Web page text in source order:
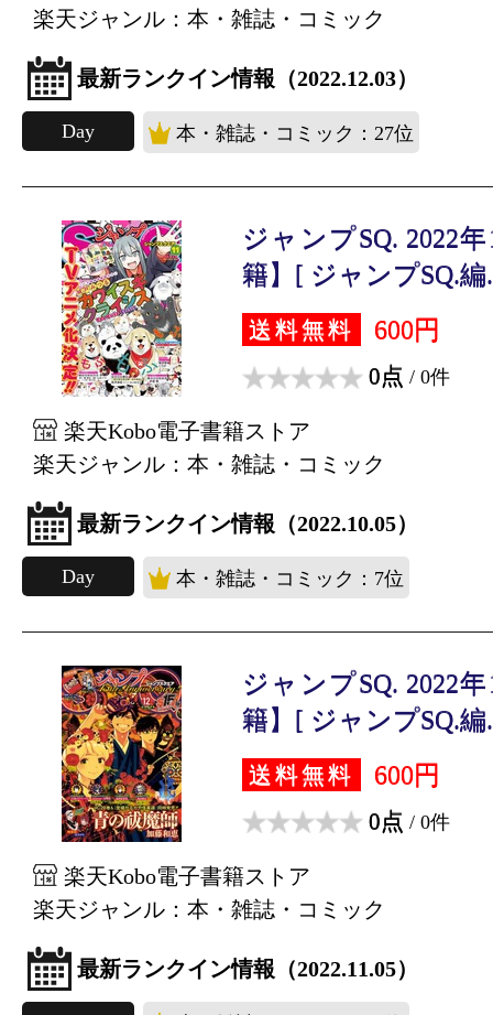
楽天ジャンル：本・雑誌・コミック
最新ランクイン情報（2022.12.03）
Day 本・雑誌・コミック：27位
ジャンプSQ. 2022
籍】[ ジャンプSQ.編
送料無料 600円
0点 / 0件
楽天Kobo電子書籍ストア
楽天ジャンル：本・雑誌・コミック
最新ランクイン情報（2022.10.05）
Day 本・雑誌・コミック：7位
ジャンプSQ. 2022
籍】[ ジャンプSQ.編
送料無料 600円
0点 / 0件
楽天Kobo電子書籍ストア
楽天ジャンル：本・雑誌・コミック
最新ランクイン情報（2022.11.05）